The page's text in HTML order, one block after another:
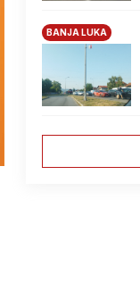
BANJA LUKA